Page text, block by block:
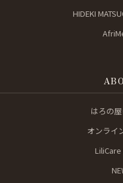
HIDEKI
はろの
オンライ